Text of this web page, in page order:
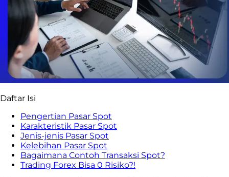
Daftar Isi
Pengertian Pasar Spot
Karakteristik Pasar Spot
Jenis-jenis Pasar Spot
Kelebihan Pasar Spot
Bagaimana Contoh Transaksi Spot?
Trading Forex Bisa 0 Risiko?!